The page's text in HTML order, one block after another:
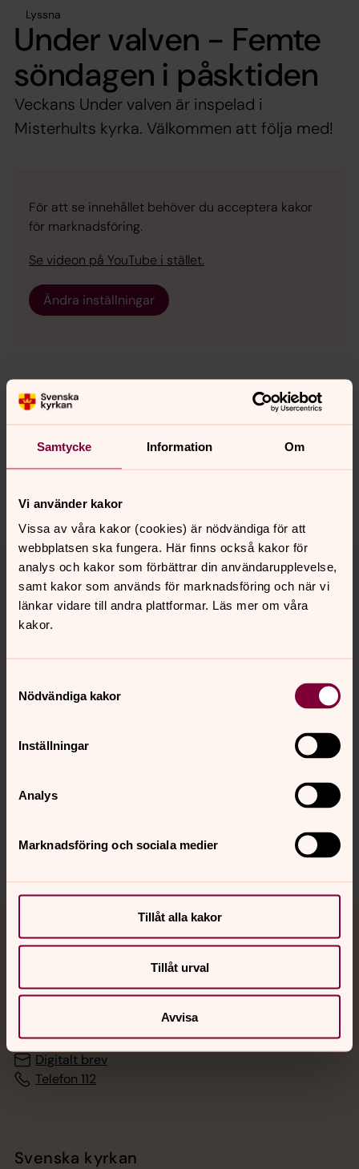
Samtycke Information Om
Vi använder kakor
Vissa av våra kakor (cookies) är nödvändiga för att
webbplatsen ska fungera. Här finns också kakor för
analys och kakor som förbättrar din användarupplevelse,
samt kakor som används för marknadsföring och när vi
länkar vidare till andra plattformar. Läs mer om våra
kakor.
Nödvändiga kakor
Inställningar
Analys
Marknadsföring och sociala medier
Tillåt alla kakor
Tillåt urval
Avvisa
Lyssna
Under valven - Femte
söndagen i påsktiden
Veckans Under valven är inspelad i
Misterhults kyrka. Välkommen att följa med!
För att se innehållet behöver du acceptera kakor
för marknadsföring.
Se videon på YouTube i stället.
Ändra inställningar
Senast ändrad 29 april 2021
Synpunkter eller frågor på sidans
innehåll?
sodra.tjusts.pastorat@svenskakyrkan.se
Dela
Tillbaka till toppen
Tillbaka till innehållet
Kontakt
Kalender
Hitta snabbt
Jourhavande präst
Akut samtals- och krisstöd. Prata eller chatta anonymt
med en präst på kvällar och nätter.
Chatt
Digitalt brev
Telefon 112
Svenska kyrkan